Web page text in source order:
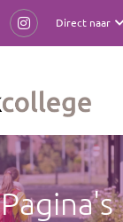
Direct naar
Pagina's